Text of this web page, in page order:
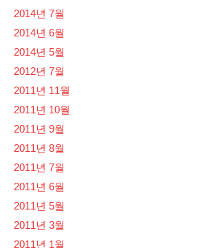
2014년 7월
2014년 6월
2014년 5월
2012년 7월
2011년 11월
2011년 10월
2011년 9월
2011년 8월
2011년 7월
2011년 6월
2011년 5월
2011년 3월
2011년 1월